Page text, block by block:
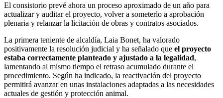
El consistorio prevé ahora un proceso aproximado de un año para
actualizar y auditar el proyecto, volver a someterlo a aprobación
plenaria y relanzar la licitación de obras y contratos asociados.
La primera teniente de alcaldía, Laia Bonet, ha valorado
positivamente la resolución judicial y ha señalado que el proyecto
estaba correctamente planteado y ajustado a la legalidad,
lamentando al mismo tiempo el retraso acumulado durante el
procedimiento. Según ha indicado, la reactivación del proyecto
permitirá avanzar en unas instalaciones adaptadas a las necesidades
actuales de gestión y protección animal.